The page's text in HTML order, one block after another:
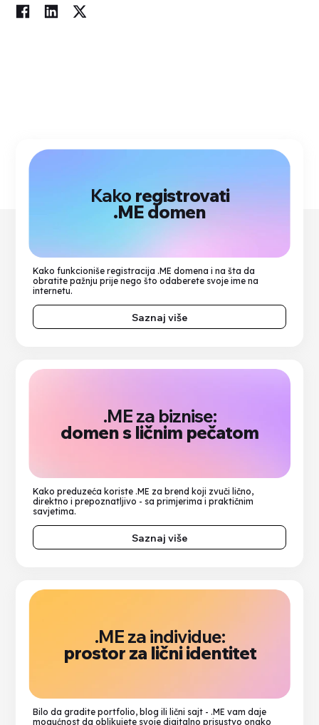
Kako registrovati
.ME domen
Kako funkcioniše registracija .ME domena i na šta da
obratite pažnju prije nego što odaberete svoje ime na
internetu.
Saznaj više
.ME za biznise:
domen s ličnim pečatom
Kako preduzeća koriste .ME za brend koji zvuči lično,
direktno i prepoznatljivo - sa primjerima i praktičnim
savjetima.
Saznaj više
.ME za individue:
prostor za lični identitet
Bilo da gradite portfolio, blog ili lični sajt - .ME vam daje
mogućnost da oblikujete svoje digitalno prisustvo onako